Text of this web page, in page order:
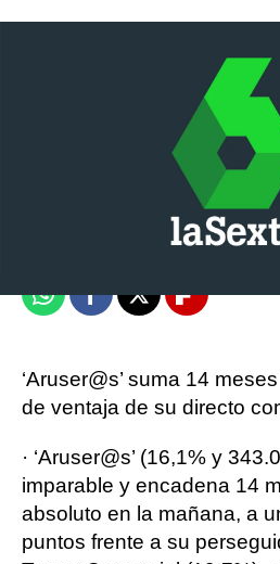
31 de julio de 2023,
WhatsappFacebook
X Flipboard
‘Aruser@s’ suma 14
de ventaja de su directo
· ‘Aruser@s’ (16,1% y
imparable y encadena 14
absoluto en la mañana, a
puntos frente a su